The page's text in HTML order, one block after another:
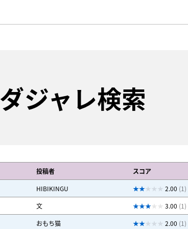
ダジャレ検索
投稿者 スコア
HIBIKINGU 2.00 (1)
文 3.00 (1)
おもち猫 2.00 (1)